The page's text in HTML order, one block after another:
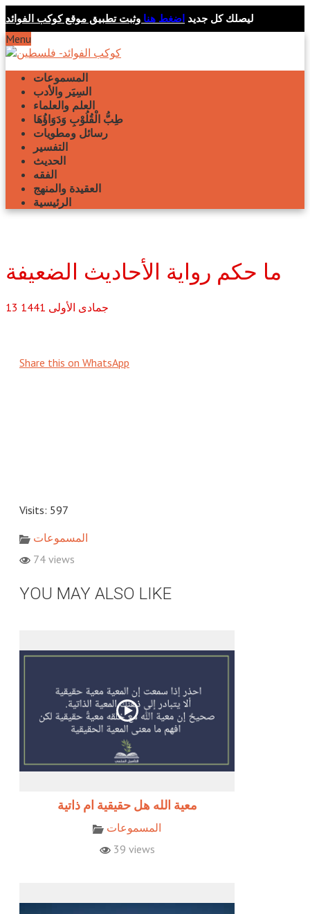
ليصلك كل جديد اضغط هنا وثبت تطبيق موقع كوكب الفوائد
Menu
المسموعات
السِيَر والأدب
العلم والعلماء
طِبُّ الْقُلُوْبِ وَدَوَاؤُهَا
رسائل ومطويات
التفسير
الحديث
الفقه
العقيدة والمنهج
الرئيسية
ما حكم رواية الأحاديث الضعيفة
13 جمادى الأولى 1441
Share this on WhatsApp
Visits: 597
المسموعات
74 views
YOU MAY ALSO LIKE
معية الله هل حقيقية ام ذاتية
المسموعات
39 views